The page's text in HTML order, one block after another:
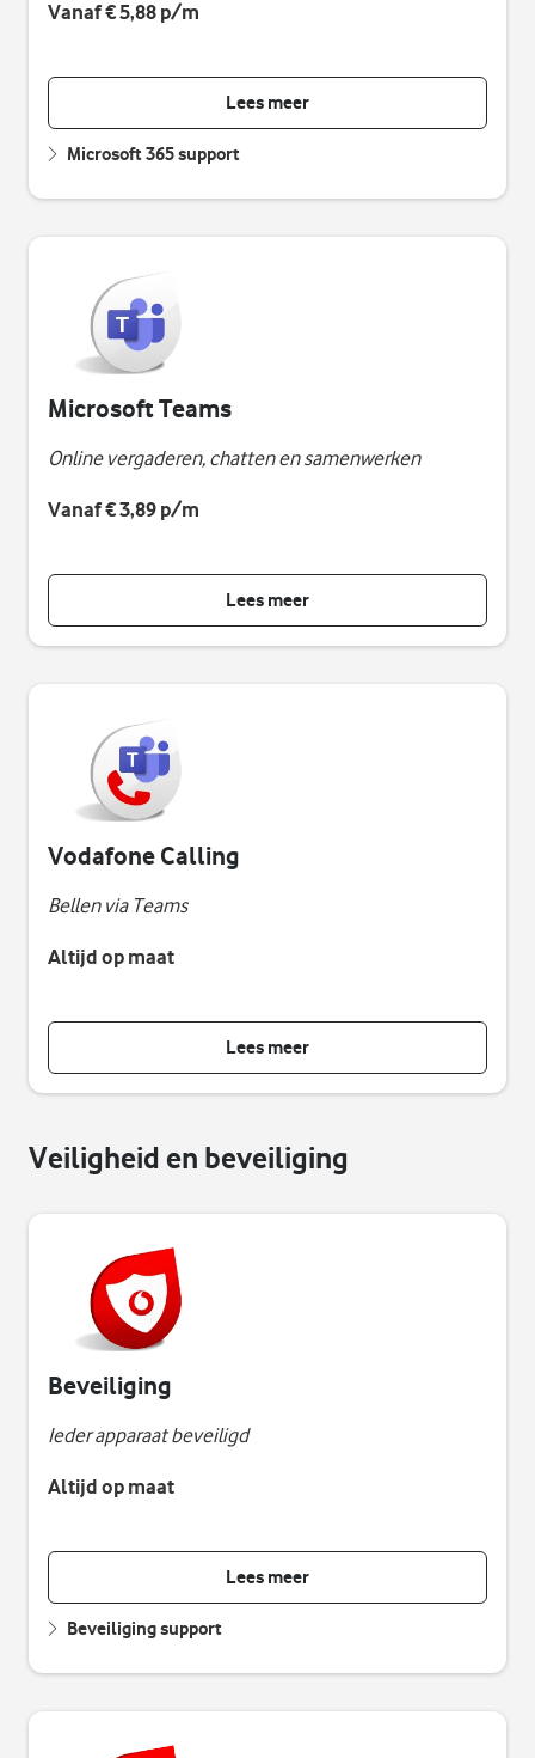
Vanaf € 5,88 p/m
Lees meer
Microsoft 365 support
Microsoft Teams
Online vergaderen, chatten en samenwerken
Vanaf € 3,89 p/m
Lees meer
Vodafone Calling
Bellen via Teams
Altijd op maat
Lees meer
Veiligheid en beveiliging
Beveiliging
Ieder apparaat beveiligd
Altijd op maat
Lees meer
Beveiliging support